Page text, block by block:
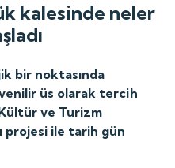
kalesinde neler
bir noktasında
üs olarak tercih
ve Turizm
projesi ile tarih gün